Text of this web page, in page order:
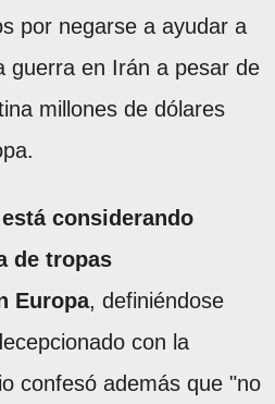
por negarse a ayudar a
guerra en Irán a pesar de
millones de dólares
está considerando
de tropas
Europa, definiéndose
con la
confesó además que "no